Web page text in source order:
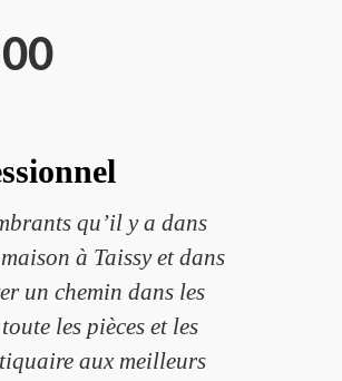
qu’il y a dans
à Taissy et dans
un chemin dans les
les pièces et les
aux meilleurs